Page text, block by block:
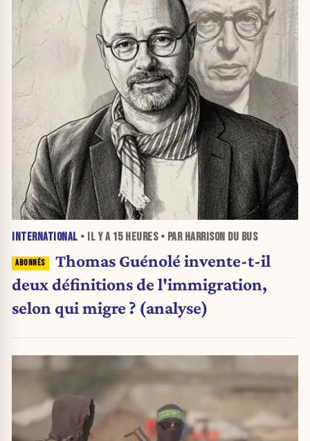
INTERNATIONAL • IL Y A 15 HEURES• PAR HARRISON DU BUS
Thomas Guénolé invente-t-il
deux définitions de l'immigration,
selon qui migre ? (analyse)